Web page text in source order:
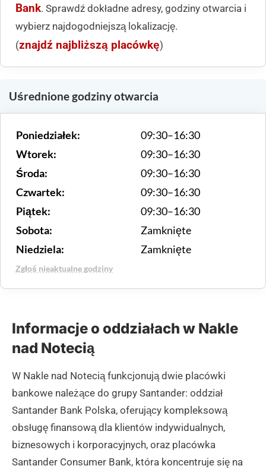
Bank. Sprawdź dokładne adresy, godziny otwarcia i
wybierz najdogodniejszą lokalizację.
(znajdź najbliższą placówkę)
Uśrednione godziny otwarcia
Poniedziałek:
09:30–16:30
Wtorek:
09:30–16:30
Środa:
09:30–16:30
Czwartek:
09:30–16:30
Piątek:
09:30–16:30
Sobota:
Zamknięte
Niedziela:
Zamknięte
Zgłoś nieaktualne godziny
Informacje o oddziałach w Nakle
nad Notecią
W Nakle nad Notecią funkcjonują dwie placówki
bankowe należące do grupy Santander: oddział
Santander Bank Polska, oferujący kompleksową
obsługę finansową dla klientów indywidualnych,
biznesowych i korporacyjnych, oraz placówka
Santander Consumer Bank, która koncentruje się na